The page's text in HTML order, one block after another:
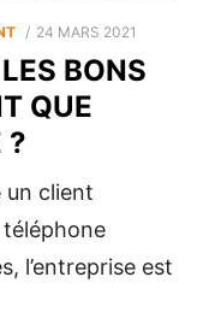
POSTED
24 MARS 2021
BONS
QUE
?
un client
l’entreprise est